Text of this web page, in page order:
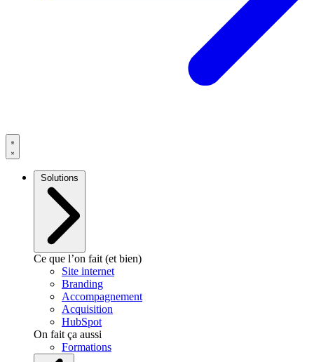
Solutions
Ce que l’on fait (et bien)
Site internet
Branding
Accompagnement
Acquisition
HubSpot
On fait ça aussi
Formations